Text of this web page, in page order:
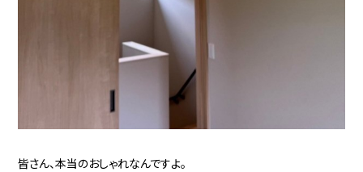
皆さん、本当のおしゃれなんですよ。